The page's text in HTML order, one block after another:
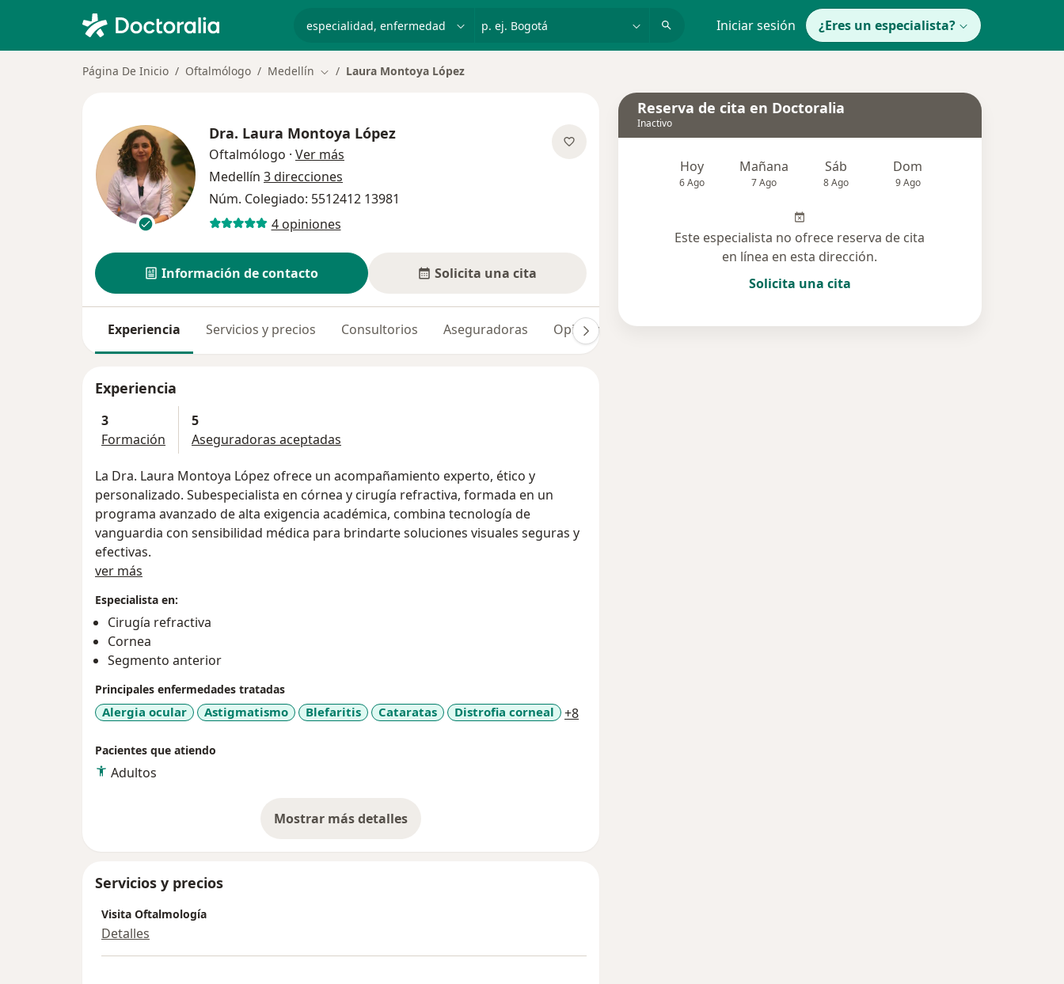
p. ej. Bogotá Iniciar sesión ¿Eres un especialista?
Página De Inicio Oftalmólogo Medellín Cambiar de ciudad
Laura Montoya López
Dra. Laura Montoya López
Oftalmólogo · Ver más
Medellín 3 direcciones
Núm. Colegiado: 5512412 13981
4 opiniones
Información de contacto Solicita una cita
Experiencia Servicios y precios Consultorios Aseguradoras Opiniones (4)
Experiencia
3
Formación
5
Aseguradoras aceptadas
La Dra. Laura Montoya López ofrece un acompañamiento experto, ético y
personalizado. Subespecialista en córnea y cirugía refractiva, formada en un
programa avanzado de alta exigencia académica, combina tecnología de
vanguardia con sensibilidad médica para brindarte soluciones visuales seguras y
efectivas.
ver más
Especialista en:
Cirugía refractiva
Cornea
Segmento anterior
Principales enfermedades tratadas
Alergia ocular Astigmatismo Blefaritis Cataratas Distrofia corneal +8a11y_sr_more_diseases
Pacientes que atiendo
Adultos
Mostrar más detalles
sobre la experiencia
Servicios y precios
Visita Oftalmología
Detalles
Reserva de cita en Doctoralia
Inactivo
Hoy
6 Ago
Mañana
7 Ago
Sáb
8 Ago
Dom
9 Ago
Este especialista no ofrece reserva de cita
en línea en esta dirección.
Solicita una cita